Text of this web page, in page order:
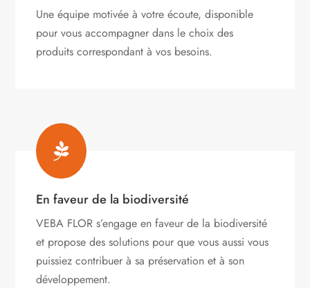
Une équipe motivée à votre écoute, disponible
pour vous accompagner dans le choix des
produits correspondant à vos besoins.

En faveur de la biodiversité
VEBA FLOR s’engageen faveur de la biodiversité
et propose des solutions pour que vous aussi vous
puissiez contribuer à sa préservation et à son
développement.